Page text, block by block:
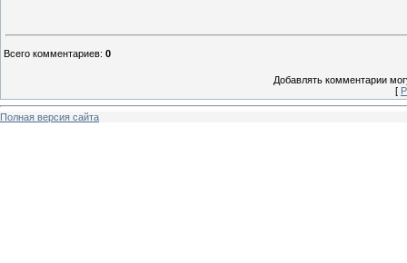
Всего комментариев: 0
Добавлять комментарии
[
Полная версия сайта